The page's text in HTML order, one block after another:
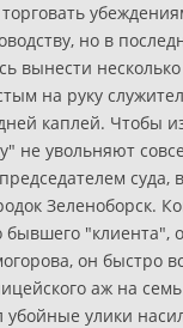
но в
вынести
на руку
каплей. Чтобы
не увольняют
суда,
Зеленоборск.
бывшего "клиента",
он быстро
аж на
убойные улики